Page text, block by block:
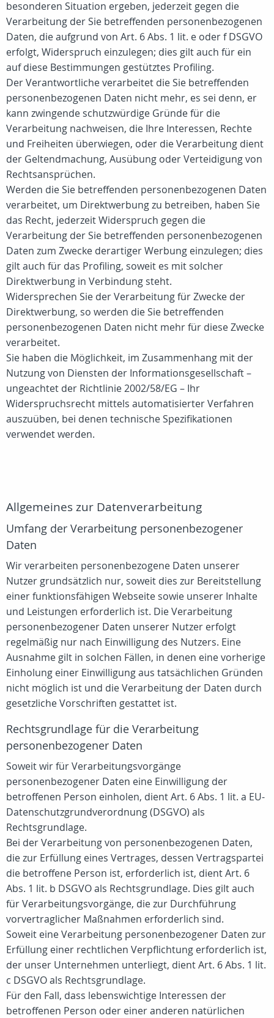
besonderen Situation ergeben, jederzeit gegen die
Verarbeitung der Sie betreffenden personenbezogenen
Daten, die aufgrund von Art. 6 Abs. 1 lit. e oder f DSGVO
erfolgt, Widerspruch einzulegen; dies gilt auch für ein
auf diese Bestimmungen gestütztes Profiling.
Der Verantwortliche verarbeitet die Sie betreffenden
personenbezogenen Daten nicht mehr, es sei denn, er
kann zwingende schutzwürdige Gründe für die
Verarbeitung nachweisen, die Ihre Interessen, Rechte
und Freiheiten überwiegen, oder die Verarbeitung dient
der Geltendmachung, Ausübung oder Verteidigung von
Rechtsansprüchen.
Werden die Sie betreffenden personenbezogenen Daten
verarbeitet, um Direktwerbung zu betreiben, haben Sie
das Recht, jederzeit Widerspruch gegen die
Verarbeitung der Sie betreffenden personenbezogenen
Daten zum Zwecke derartiger Werbung einzulegen; dies
gilt auch für das Profiling, soweit es mit solcher
Direktwerbung in Verbindung steht.
Widersprechen Sie der Verarbeitung für Zwecke der
Direktwerbung, so werden die Sie betreffenden
personenbezogenen Daten nicht mehr für diese Zwecke
verarbeitet.
Sie haben die Möglichkeit, im Zusammenhang mit der
Nutzung von Diensten der Informationsgesellschaft –
ungeachtet der Richtlinie 2002/58/EG – Ihr
Widerspruchsrecht mittels automatisierter Verfahren
auszuüben, bei denen technische Spezifikationen
verwendet werden.
Allgemeines zur Datenverarbeitung
Umfang der Verarbeitung personenbezogener
Daten
Wir verarbeiten personenbezogene Daten unserer
Nutzer grundsätzlich nur, soweit dies zur Bereitstellung
einer funktionsfähigen Webseite sowie unserer Inhalte
und Leistungen erforderlich ist. Die Verarbeitung
personenbezogener Daten unserer Nutzer erfolgt
regelmäßig nur nach Einwilligung des Nutzers. Eine
Ausnahme gilt in solchen Fällen, in denen eine vorherige
Einholung einer Einwilligung aus tatsächlichen Gründen
nicht möglich ist und die Verarbeitung der Daten durch
gesetzliche Vorschriften gestattet ist.
Rechtsgrundlage für die Verarbeitung
personenbezogener Daten
Soweit wir für Verarbeitungsvorgänge
personenbezogener Daten eine Einwilligung der
betroffenen Person einholen, dient Art. 6 Abs. 1 lit. a EU-
Datenschutzgrundverordnung (DSGVO) als
Rechtsgrundlage.
Bei der Verarbeitung von personenbezogenen Daten,
die zur Erfüllung eines Vertrages, dessen Vertragspartei
die betroffene Person ist, erforderlich ist, dient Art. 6
Abs. 1 lit. b DSGVO als Rechtsgrundlage. Dies gilt auch
für Verarbeitungsvorgänge, die zur Durchführung
vorvertraglicher Maßnahmen erforderlich sind.
Soweit eine Verarbeitung personenbezogener Daten zur
Erfüllung einer rechtlichen Verpflichtung erforderlich ist,
der unser Unternehmen unterliegt, dient Art. 6 Abs. 1 lit.
c DSGVO als Rechtsgrundlage.
Für den Fall, dass lebenswichtige Interessen der
betroffenen Person oder einer anderen natürlichen